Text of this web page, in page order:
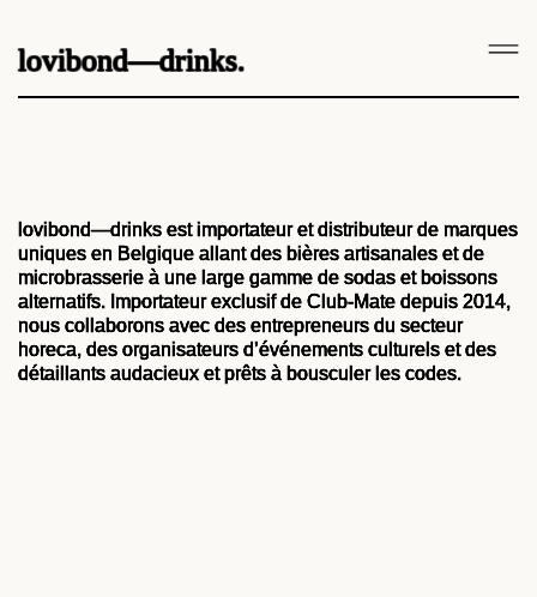
lovibond—drinks.
lovibond—drinks est importateur et distributeur de marques
uniques en Belgique allant des bières artisanales et de
microbrasserie à une large gamme de sodas et boissons
alternatifs. Importateur exclusif de Club-Mate depuis 2014,
nous collaborons avec des entrepreneurs du secteur
horeca, des organisateurs d’événements culturels et des
détaillants audacieux et prêts à bousculer les codes.